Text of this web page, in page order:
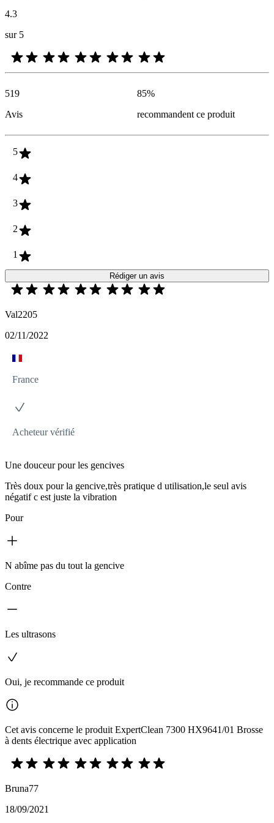
4.3
sur 5
519
Avis
85%
recommandent ce produit
5
4
3
2
1
Rédiger un avis
Val2205
02/11/2022
France
Acheteur vérifié
Une douceur pour les gencives
Très doux pour la gencive,très pratique d utilisation,le seul avis
négatif c est juste la vibration
Pour
N abîme pas du tout la gencive
Contre
Les ultrasons
Oui, je recommande ce produit
Cet avis concerne le produit ExpertClean 7300 HX9641/01 Brosse
à dents électrique avec application
Bruna77
18/09/2021